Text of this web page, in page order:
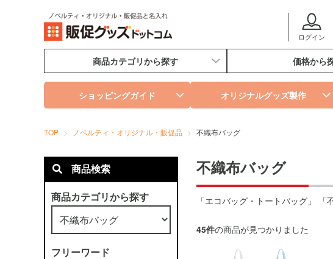
ログイン
商品カテゴリから探す 価格から
ショッピングガイド オリジナルグッズ製作
TOP ノベルティ・オリジナル・販促品 不織布バッグ
商品検索
商品カテゴリから探す
フリーワード
不織布バッグ
「エコバッグ・トートバッグ」
45件の商品が見つかりました